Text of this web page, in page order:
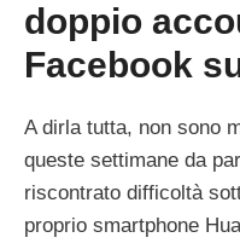
doppio
Facebook
A dirla tutta, non sono
queste settimane da
riscontrato difficoltà
proprio smartphone